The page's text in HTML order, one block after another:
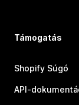
Támogatás
Shopify Súgó
API-